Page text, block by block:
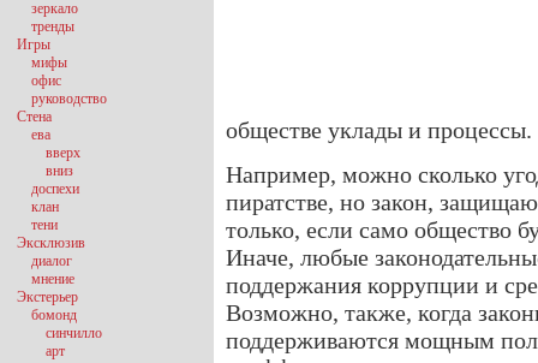
обществе уклады и процессы.
Например, можно сколько
пиратстве, но закон,
только, если само общество
Иначе, любые
поддержания коррупции и
Возможно, также, когда
поддерживаются мощным
зеркало
тренды
Игры
мифы
офис
руководство
Стена
ева
вверх
вниз
доспехи
клан
тени
Эксклюзив
диалог
мнение
Экстерьер
бомонд
синчилло
арт